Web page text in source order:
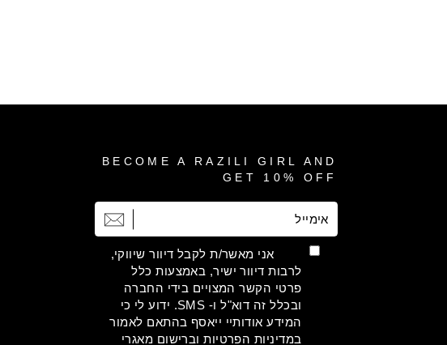
BECOME A RAZILI GIRL AND
GET 10% OFF
אימייל
הרשמה
אני מאשר/ת לקבל דיוור שיווקי,
לרבות דיוור ישיר, באמצעות כלל
פרטי הקשר המצויים בידי החברה
ובכלל זה דוא"ל ו- SMS. ידוע לי כי
המידע אודותיי ייאסף בהתאם לאמור
במדיניות הפרטיות וברישום מאגרי